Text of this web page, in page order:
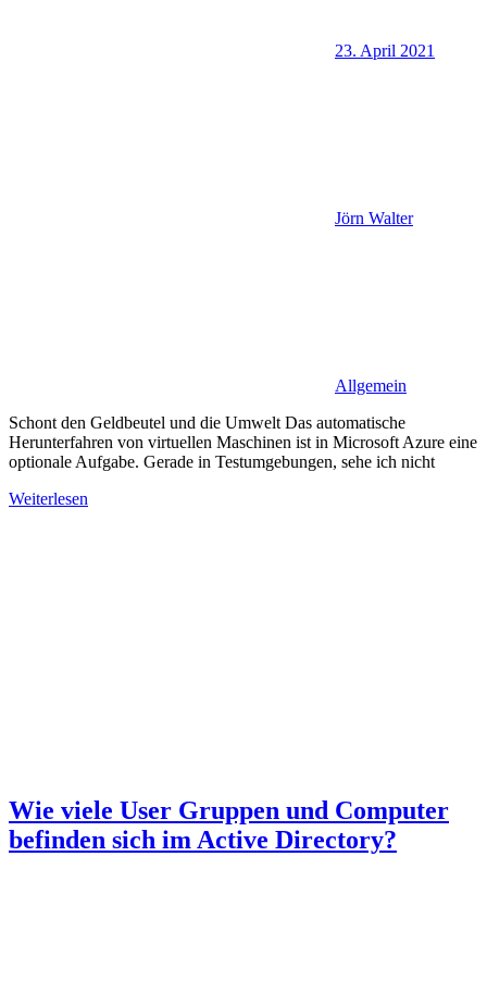
23. April 2021
Jörn Walter
Allgemein
Schont den Geldbeutel und die Umwelt Das automatische
Herunterfahren von virtuellen Maschinen ist in Microsoft Azure eine
optionale Aufgabe. Gerade in Testumgebungen, sehe ich nicht
Weiterlesen
Wie viele User Gruppen und Computer
befinden sich im Active Directory?